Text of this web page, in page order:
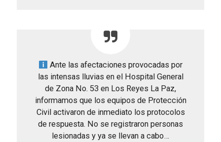
Ante las afectaciones provocadas por
las intensas lluvias en el Hospital General
de Zona No. 53 en Los Reyes La Paz,
informamos que los equipos de Protección
Civil activaron de inmediato los protocolos
de respuesta. No se registraron personas
lesionadas y ya se llevan a cabo…